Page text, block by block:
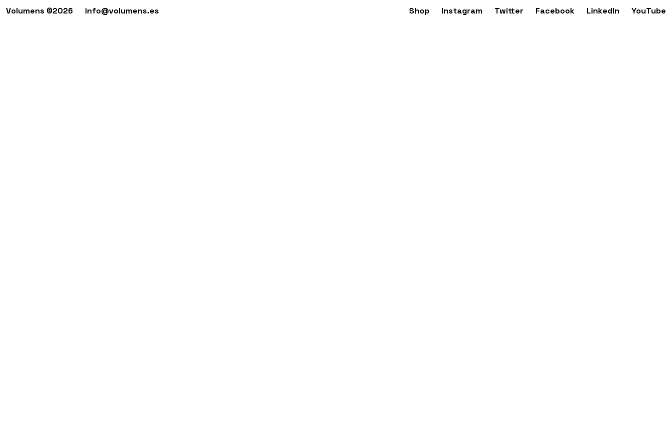
Volumens ©2026 info@volumens.es Shop Instagram Twitter Facebook LinkedIn YouTube